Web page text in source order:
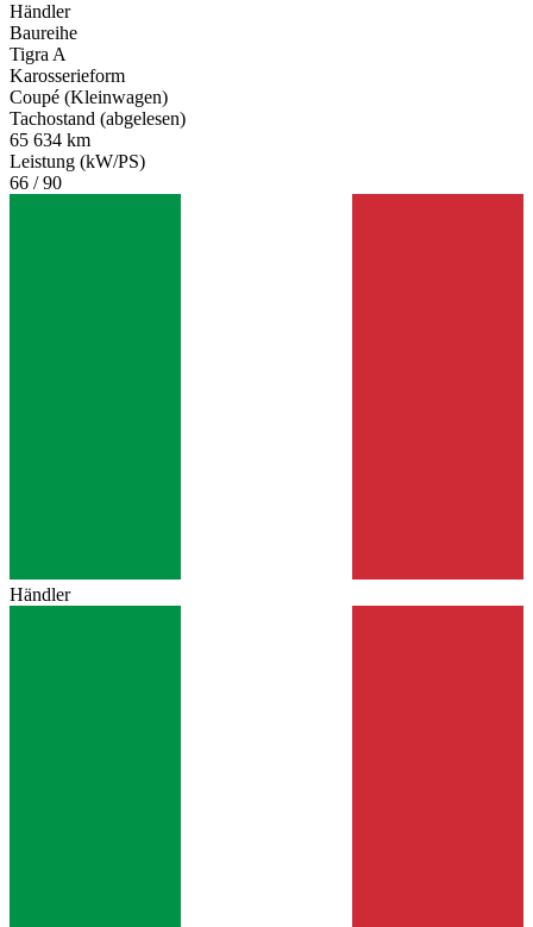
Händler
Baureihe
Tigra A
Karosserieform
Coupé (Kleinwagen)
Tachostand (abgelesen)
65 634 km
Leistung (kW/PS)
66 / 90
Händler